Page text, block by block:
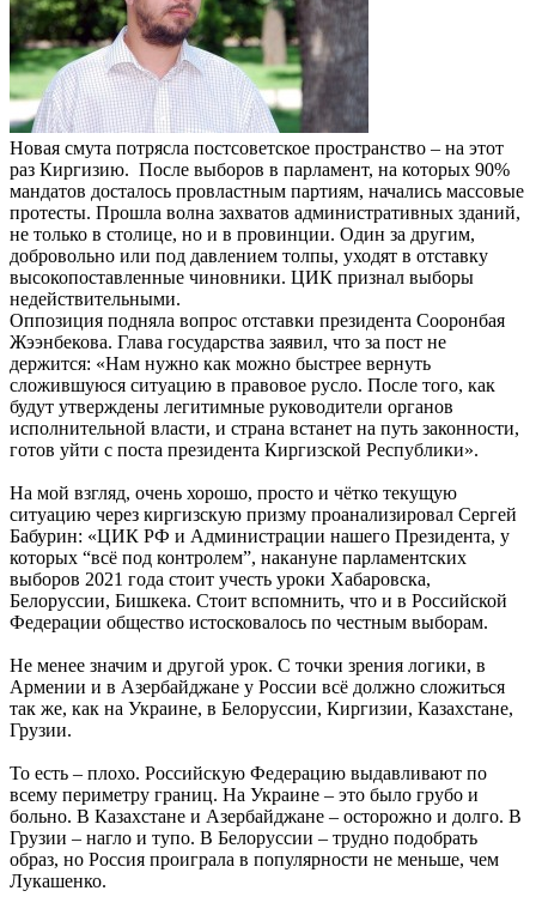
Новая смута потрясла постсоветское пространство – на этот
раз Киргизию. После выборов в парламент, на которых 90%
мандатов досталось провластным партиям, начались массовые
протесты. Прошла волна захватов административных зданий,
не только в столице, но и в провинции. Один за другим,
добровольно или под давлением толпы, уходят в отставку
высокопоставленные чиновники. ЦИК признал выборы
недействительными.
Оппозиция подняла вопрос отставки президента Сооронбая
Жээнбекова. Глава государства заявил, что за пост не
держится: «Нам нужно как можно быстрее вернуть
сложившуюся ситуацию в правовое русло. После того, как
будут утверждены легитимные руководители органов
исполнительной власти, и страна встанет на путь законности,
готов уйти с поста президента Киргизской Республики».
На мой взгляд, очень хорошо, просто и чётко текущую
ситуацию через киргизскую призму проанализировал Сергей
Бабурин: «ЦИК РФ и Администрации нашего Президента, у
которых “всё под контролем”, накануне парламентских
выборов 2021 года стоит учесть уроки Хабаровска,
Белоруссии, Бишкека. Стоит вспомнить, что и в Российской
Федерации общество истосковалось по честным выборам.
Не менее значим и другой урок. С точки зрения логики, в
Армении и в Азербайджане у России всё должно сложиться
так же, как на Украине, в Белоруссии, Киргизии, Казахстане,
Грузии.
То есть – плохо. Российскую Федерацию выдавливают по
всему периметру границ. На Украине – это было грубо и
больно. В Казахстане и Азербайджане – осторожно и долго. В
Грузии – нагло и тупо. В Белоруссии – трудно подобрать
образ, но Россия проиграла в популярности не меньше, чем
Лукашенко.